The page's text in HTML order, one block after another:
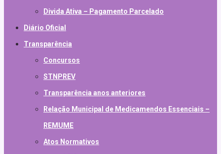
Divida Ativa – Pagamento Parcelado
Diário Oficial
Transparência
Concursos
STNPREV
Transparência anos anteriores
Relação Municipal de Medicamendos Essenciais –
REMUME
Atos Normativos